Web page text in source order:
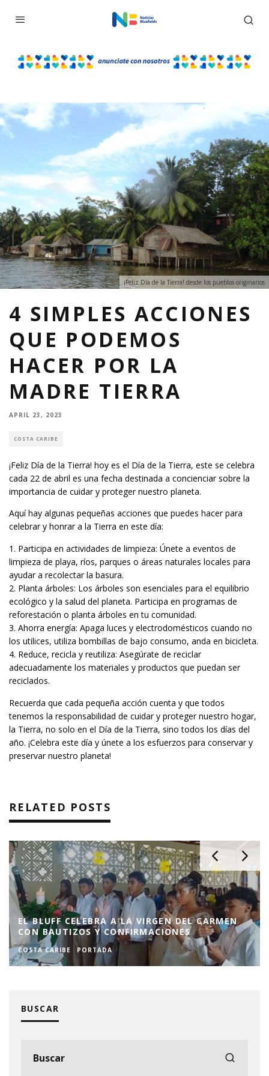
¡Feliz Día de la Tierra! desde los pueblos originarios
4 SIMPLES ACCIONES
QUE PODEMOS
HACER POR LA
MADRE TIERRA
APRIL 23, 2023
COSTA CARIBE
¡Feliz Día de la Tierra! hoy es el Día de la Tierra, este se celebra
cada 22 de abril es una fecha destinada a concienciar sobre la
importancia de cuidar y proteger nuestro planeta.
Aquí hay algunas pequeñas acciones que puedes hacer para
celebrar y honrar a la Tierra en este día:
Participa en actividades de limpieza: Únete a eventos de
limpieza de playa, ríos, parques o áreas naturales locales para
ayudar a recolectar la basura.
Planta árboles: Los árboles son esenciales para el equilibrio
ecológico y la salud del planeta. Participa en programas de
reforestación o planta árboles en tu comunidad.
Ahorra energía: Apaga luces y electrodomésticos cuando no
los utilices, utiliza bombillas de bajo consumo, anda en bicicleta.
Reduce, recicla y reutiliza: Asegúrate de reciclar
adecuadamente los materiales y productos que puedan ser
reciclados.
Recuerda que cada pequeña acción cuenta y que todos
tenemos la responsabilidad de cuidar y proteger nuestro hogar,
la Tierra, no solo en el Día de la Tierra, sino todos los días del
año. ¡Celebra este día y únete a los esfuerzos para conservar y
preservar nuestro planeta!
RELATED POSTS
EL BLUFF CELEBRA A LA VIRGEN DEL CARMEN
CON BAUTIZOS Y CONFIRMACIONES
COSTA CARIBE PORTADA
BUSCAR